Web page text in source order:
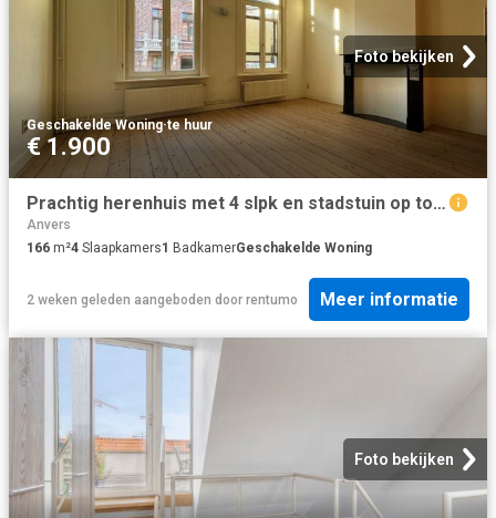
Foto bekijken
Geschakelde Woning·te huur
€ 1.900
Prachtig herenhuis met 4 slpk en stadstuin op toplocatie!
Anvers
166 m²4 Slaapkamers1 BadkamerGeschakelde Woning
2 weken geleden aangeboden door rentumo Meer informatie
Foto bekijken